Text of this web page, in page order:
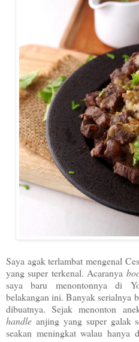
Saya agak terlambat mengenal
yang super terkenal. Acaranya
saya baru menontonnya di
belakangan ini. Banyak serialnya
dibuatnya. Sejak menonton
handle anjing yang super galak
seakan meningkat walau hanya